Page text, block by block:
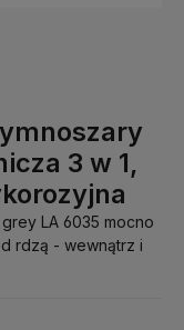
3 w 1,
grey LA 6035 mocno
rdzą - wewnątrz i